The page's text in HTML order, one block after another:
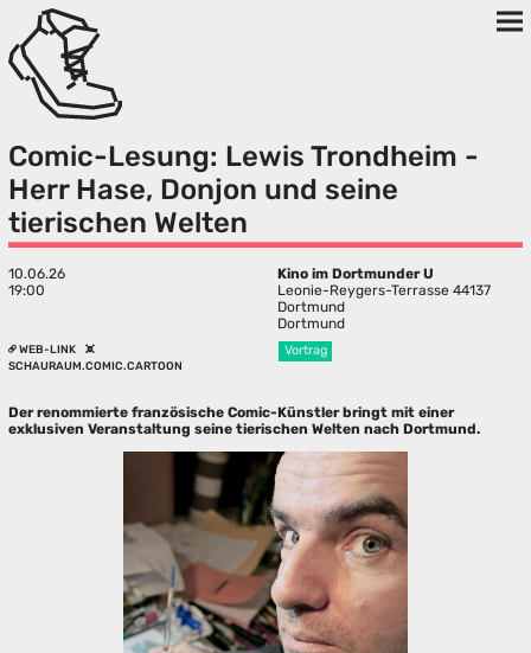
Comic-Lesung: Lewis Trondheim -
Herr Hase, Donjon und seine
tierischen Welten
10.06.26
19:00
Kino im Dortmunder U
Leonie-Reygers-Terrasse 44137
Dortmund
Dortmund
WEB-LINK
SCHAURAUM.COMIC.CARTOON
Vortrag
Der renommierte französische Comic-Künstler bringt mit einer
exklusiven Veranstaltung seine tierischen Welten nach Dortmund.